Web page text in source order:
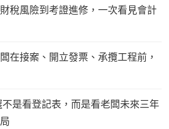
稅風險到考證進修，一次看見會計
在接案、開立發票、承攬工程前，
是看登記表，而是看老闆未來三年